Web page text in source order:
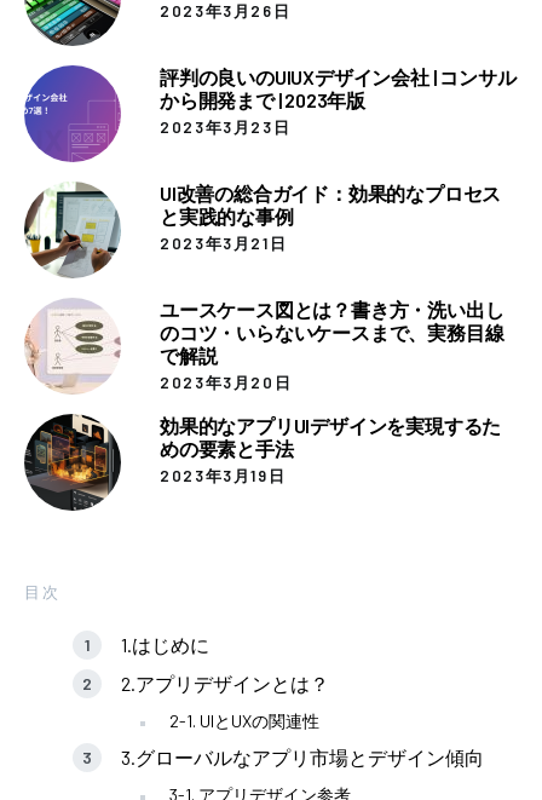
2023年3月26日
評判の良いのUIUXデザイン会社 | コンサル
から開発まで | 2023年版
2023年3月23日
UI改善の総合ガイド：効果的なプロセス
と実践的な事例
2023年3月21日
ユースケース図とは？書き方・洗い出し
のコツ・いらないケースまで、実務目線
で解説
2023年3月20日
効果的なアプリUIデザインを実現するた
めの要素と手法
2023年3月19日
目次
1.はじめに
2.アプリデザインとは？
2-1. UIとUXの関連性
3.グローバルなアプリ市場とデザイン傾向
3-1. アプリデザイン参考